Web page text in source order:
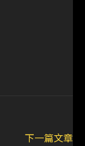
下一篇文章